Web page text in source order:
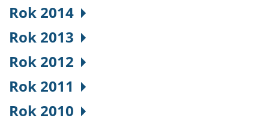
Rok 2014
Rok 2013
Rok 2012
Rok 2011
Rok 2010